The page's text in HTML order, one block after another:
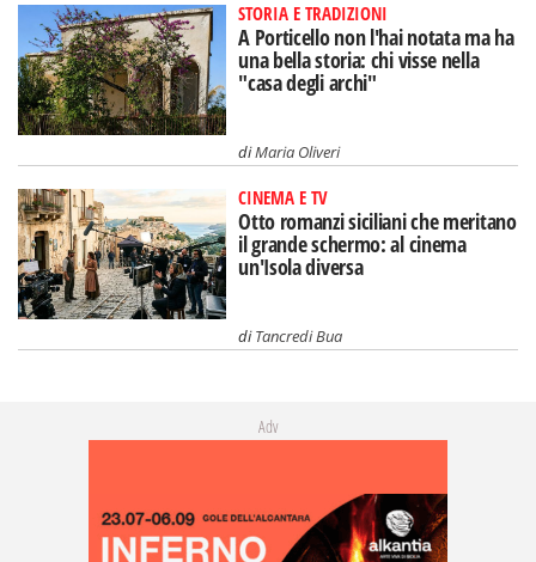
STORIA E TRADIZIONI
A Porticello non l'hai notata ma ha
una bella storia: chi visse nella
"casa degli archi"
diMaria Oliveri
CINEMA E TV
Otto romanzi siciliani che meritano
il grande schermo: al cinema
un'Isola diversa
diTancredi Bua
Adv